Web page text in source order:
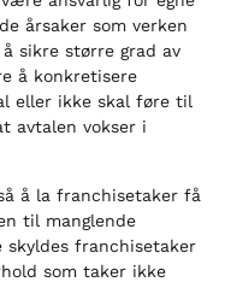
årsaker som verken
sikre større grad av
å konkretisere
eller ikke skal føre til
avtalen vokser i
å la franchisetaker få
til manglende
skyldes franchisetaker
som taker ikke